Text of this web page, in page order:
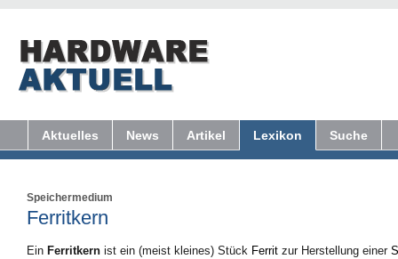
Aktuelles News Artikel Lexikon Suche
Speichermedium
Ferritkern
Ein Ferritkern ist ein (meist kleines) Stück Ferrit zur Herstellung einer